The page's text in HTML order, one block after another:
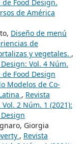
Food Design.
de América
Diseño de menú
de
y vegetales. ,
Vol. 4 Núm.
Food Design
Modelos de Co-
, Revista
2 Núm. 1 (2021):
Giorgia
, Revista